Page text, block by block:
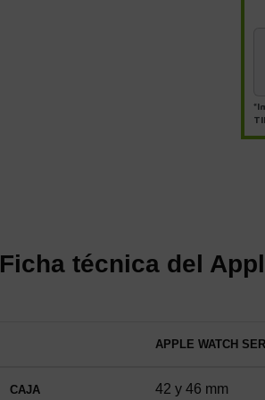
Ficha técnica del
APPLE WATCH
CAJA 42 y 46 mm